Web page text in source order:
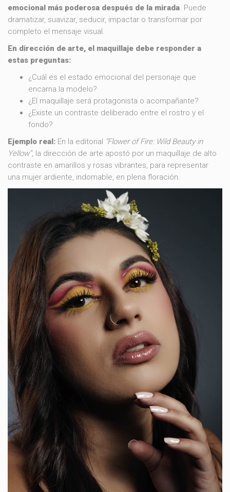
emocional más poderosa después de la mirada. Puede
dramatizar, suavizar, seducir, impactar o transformar por
completo el mensaje visual.
En dirección de arte, el maquillaje debe responder a
estas preguntas:
¿Cuál es el estado emocional del personaje que
encarna la modelo?
¿El maquillaje será protagonista o acompañante?
¿Existe un contraste deliberado entre el rostro y el
fondo?
Ejemplo real: En la editorial “Flower of Fire: Wild Beauty in
Yellow”, la dirección de arte apostó por un maquillaje de alto
contraste en amarillos y rosas vibrantes, para representar
una mujer ardiente, indomable, en plena floración.